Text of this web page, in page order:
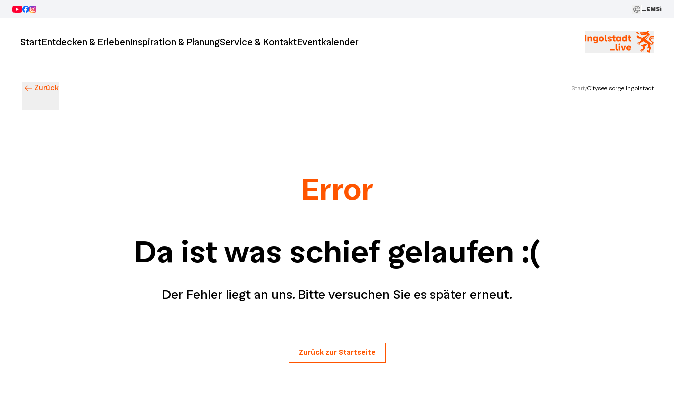
_EMSi
StartEntdecken & ErlebenInspiration & PlanungService & KontaktEventkalender
Zurück Start/Cityseelsorge Ingolstadt
Error
Da ist was schief gelaufen :(
Der Fehler liegt an uns. Bitte versuchen Sie es später erneut.
Zurück zur Startseite